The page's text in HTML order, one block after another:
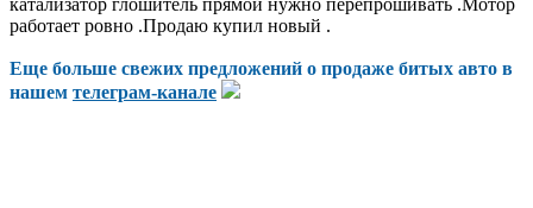
работает ровно .Продаю купил новый .
Еще больше свежих предложений о продаже битых авто в
нашем телеграм-канале